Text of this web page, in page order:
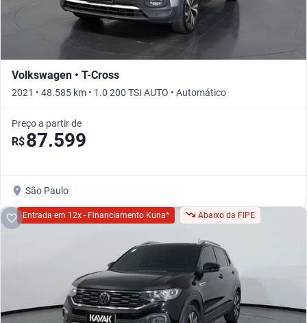
Volkswagen • T-Cross
2021 • 48.585 km • 1.0 200 TSI AUTO • Automático
Preço a partir de
R$87.599
São Paulo
Entrada em 12x - Financiamento Kuna* Abaixo da FIPE